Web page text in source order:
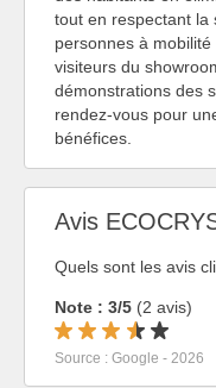
tout en respectant la
personnes à
visiteurs du
démonstrations des
rendez-vous pour
bénéfices.
Avis
Quels sont les avis
Note : 3/5 (2 avis)
Source : Google - 2026